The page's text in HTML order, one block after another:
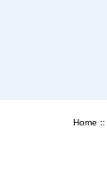
Home ::